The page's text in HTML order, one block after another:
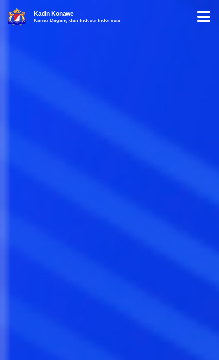
Kadin Konawe
Kamar Dagang dan Industri Indonesia